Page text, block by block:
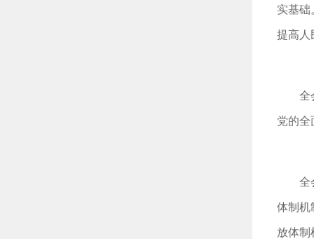
实基础
提高人
全
党的全
全
体制机
放体制